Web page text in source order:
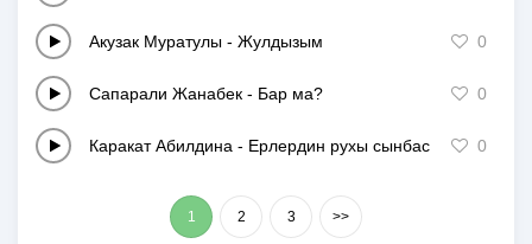
Акузак Муратулы - Жулдызым 0
Сапарали Жанабек - Бар ма? 0
Каракат Абилдина - Ерлердин рухы сынбасын 0
1 2 3 >>